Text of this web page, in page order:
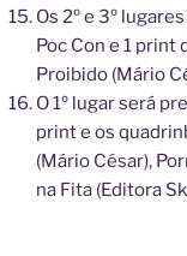
Os 2º e 3º
Poc Con e 1 print
Proibido (Mário
O 1º lugar será
print e os
(Mário César),
na Fita (Editora